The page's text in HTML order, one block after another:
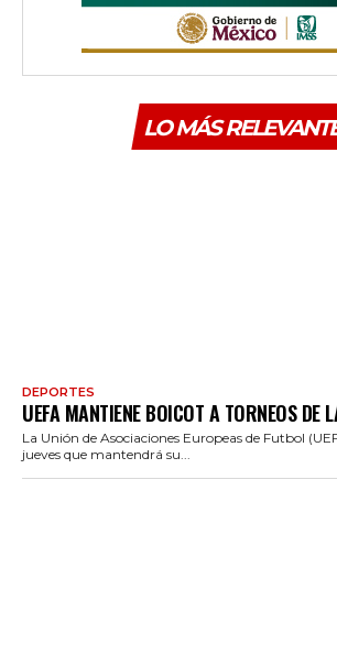
LO MÁS
DEPORTES
UEFA MANTIENE BOICOT A TORNEOS DE
La Unión de Asociaciones Europeas de Futbol
jueves que mantendrá su...